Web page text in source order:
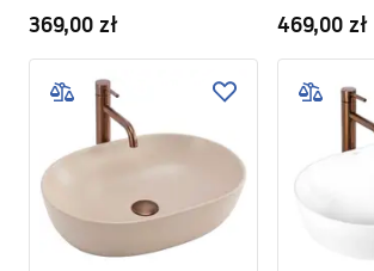
369,00 zł 469,00 zł